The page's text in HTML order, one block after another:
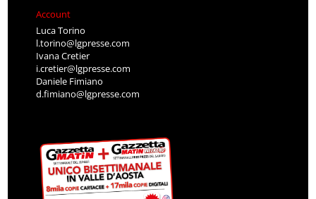
Account
Luca Torino
l.torino@lgpresse.com
Ivana Cretier
i.cretier@lgpresse.com
Daniele Fimiano
d.fimiano@lgpresse.com